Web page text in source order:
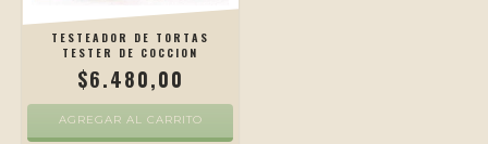
TESTEADOR DE TORTAS
TESTER DE COCCION
$6.480,00